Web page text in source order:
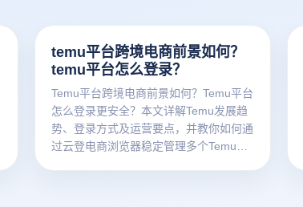
temu平台跨境电商前景如何？
temu平台怎么登录？
Temu平台跨境电商前景如何？Temu平台
怎么登录更安全？本文详解Temu发展趋
势、登录方式及运营要点，并教你如何通
过云登电商浏览器稳定管理多个Temu账